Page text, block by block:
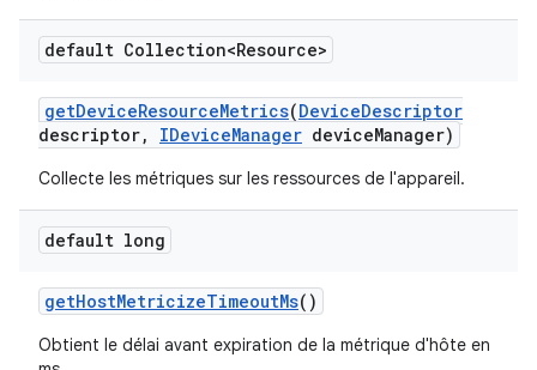
default Collection<Resource>
getDeviceResourceMetrics(DeviceDescriptor
descriptor, IDeviceManager deviceManager)
Collecte les métriques sur les ressources de l'appareil.
default long
getHostMetricizeTimeoutMs()
Obtient le délai avant expiration de la métrique d'hôte en